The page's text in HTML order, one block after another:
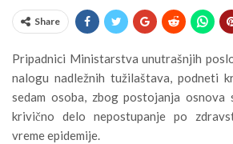
Share
Pripadnici Ministarstva unutrašnjih
nalogu nadležnih tužilaštava, podneti
sedam osoba, zbog postojanja osnova
krivično delo nepostupanje po
vreme epidemije.